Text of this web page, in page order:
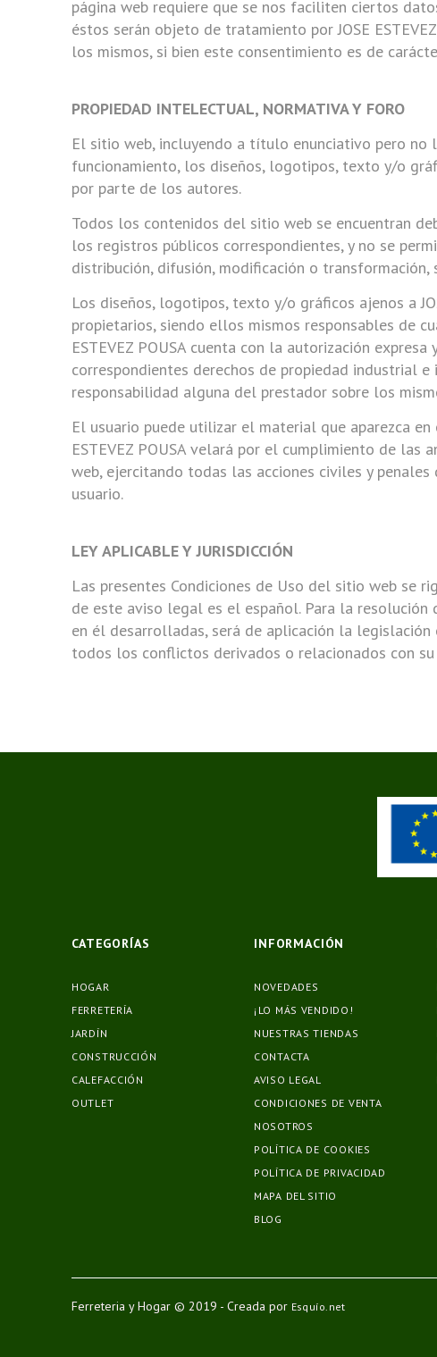
página web requiere que se nos faciliten ciertos
éstos serán objeto de tratamiento por JOSE
los mismos, si bien este consentimiento es de
PROPIEDAD INTELECTUAL, NORMATIVA Y FORO
El sitio web, incluyendo a título enunciativo pero no
funcionamiento, los diseños, logotipos, texto y/o
por parte de los autores.
Todos los contenidos del sitio web se encuentran
los registros públicos correspondientes, y no se
distribución, difusión, modificación o
Los diseños, logotipos, texto y/o gráficos ajenos a
propietarios, siendo ellos mismos responsables de
ESTEVEZ POUSA cuenta con la autorización
correspondientes derechos de propiedad industrial
responsabilidad alguna del prestador sobre los
El usuario puede utilizar el material que aparezca
ESTEVEZ POUSA velará por el cumplimiento de
web, ejercitando todas las acciones civiles y
usuario.
LEY APLICABLE Y JURISDICCIÓN
Las presentes Condiciones de Uso del sitio web se
de este aviso legal es el español. Para la
en él desarrolladas, será de aplicación la
todos los conflictos derivados o relacionados con su
CATEGORÍAS
HOGAR
FERRETERÍA
JARDÍN
CONSTRUCCIÓN
CALEFACCIÓN
OUTLET
INFORMACIÓN
NOVEDADES
¡LO MÁS VENDIDO!
NUESTRAS TIENDAS
CONTACTA
AVISO LEGAL
CONDICIONES DE VENTA
NOSOTROS
POLÍTICA DE COOKIES
POLÍTICA DE PRIVACIDAD
MAPA DEL SITIO
BLOG
Ferreteria y Hogar © 2019 - Creada por Esquío.net